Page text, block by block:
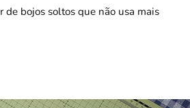
de bojos soltos que não usa mais